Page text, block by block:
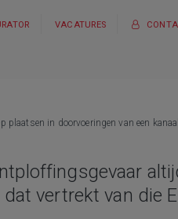
VACATURES
in doorvoeringen van een
vertrekt van die